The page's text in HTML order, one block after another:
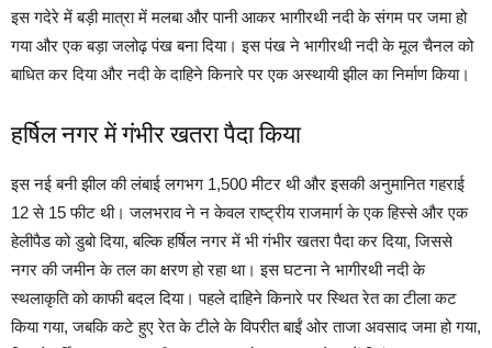
इस गदेरे में बड़ी मात्रा में मलबा और पानी आकर भागीरथी नदी के संगम पर जमा हो
गया और एक बड़ा जलोढ़ पंख बना दिया। इस पंख ने भागीरथी नदी के मूल चैनल को
बाधित कर दिया और नदी के दाहिने किनारे पर एक अस्थायी झील का निर्माण किया।
हर्षिल नगर में गंभीर खतरा पैदा किया
इस नई बनी झील की लंबाई लगभग 1,500 मीटर थी और इसकी अनुमानित गहराई
12 से 15 फीट थी। जलभराव ने न केवल राष्ट्रीय राजमार्ग के एक हिस्से और एक
हेलीपैड को डुबो दिया, बल्कि हर्षिल नगर में भी गंभीर खतरा पैदा कर दिया, जिससे
नगर की जमीन के तल का क्षरण हो रहा था। इस घटना ने भागीरथी नदी के
स्थलाकृति को काफी बदल दिया। पहले दाहिने किनारे पर स्थित रेत का टीला कट
किया गया, जबकि कटे हुए रेत के टीले के विपरीत बाईं ओर ताजा अवसाद जमा हो गया,